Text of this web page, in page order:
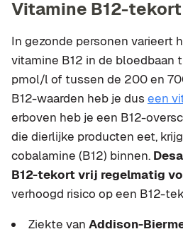
Vitamine B12-
In gezonde personen varieert
vitamine B12 in de bloedbaan
pmol/l of tussen de 200 en
B12-waarden heb je duseen
erboven heb je een B12-
die dierlijke producten eet,
cobalamine (B12) binnen.
B12-tekort vrij regelmatig
verhoogd risico op een B12-
Ziekte van Addison-